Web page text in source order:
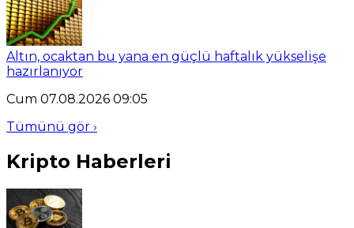
Altın, ocaktan bu yana en güçlü haftalık yükselişe
hazırlanıyor
Cum 07.08.2026 09:05
Tümünü gör ›
Kripto Haberleri